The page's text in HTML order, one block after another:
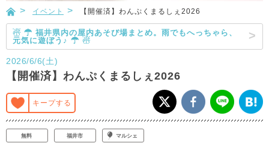
イベント 【開催済】わんぷくまるしぇ2026
☃ ☂ 福井県内の屋内あそび場まとめ。雨でもへっちゃら、
元気に遊ぼう♪ ☂ ☃
2026/6/6(土)
【開催済】わんぷくまるしぇ2026
キープする
無料 福井市 マルシェ